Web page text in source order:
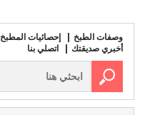
وصفات الطبخ إحصائيات المطبخ
أخبري صديقتك
اتصلي بنا